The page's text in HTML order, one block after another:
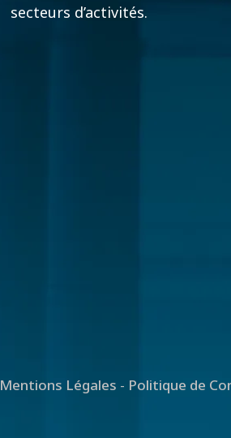
secteurs d’activités.
Mentions Légales - Politique de